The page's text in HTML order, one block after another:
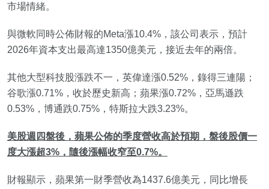
市場情緒。
與微軟同時公佈財報的Meta漲10.4%，該公司表示，預計
2026年資本支出最高達1350億美元，接近去年的兩倍。
其他大型科技股漲跌不一，英偉達漲0.52%，錄得三連陽；
谷歌漲0.71%，收於歷史新高；蘋果漲0.72%，亞馬遜跌
0.53%，博通跌0.75%，特斯拉大跌3.23%。
美股週四盤後，蘋果公佈的季度營收高於預期，盤後股價一
度大漲超3%，隨後漲幅收窄至0.7%。
財報顯示，蘋果第一財季營收為1437.6億美元，同比增長